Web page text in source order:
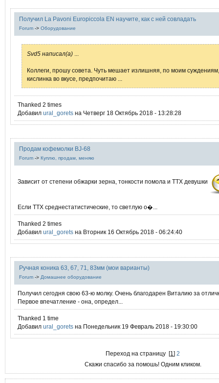
Получил La Pavoni Europiccola EN научите, как с ней совладать
Forum -> Оборудование
Svd5 написал(а)
Коллеги, прошу совета. Чуть мешает излишняя, по моим суждениям,
кислинка во вкусе, предпочитаю ...
Thanked 2 times
Добавил ural_gorets на Четверг 18 Октябрь 2018 - 13:28:28
Продам кофемолки BJ-68
Forum -> Куплю, продам, меняю
Зависит от степени обжарки зерна, тонкости помола и ТТХ девушки
Если ТТХ среднестатистические, то светлую о�...
Thanked 2 times
Добавил ural_gorets на Вторник 16 Октябрь 2018 - 06:24:40
Ручная коника 63, 67, 71, 83мм (мои варианты)
Forum -> Домашнее оборудование
Получил сегодня свою 63-ю молку. Очень благодарен Виталию за
Первое впечатление - она, определ...
Thanked 1 time
Добавил ural_gorets на Понедельник 19 Февраль 2018 - 19:30:00
Переход на страницу[1]2
Скажи спасибо за помошь! Одним кликом.